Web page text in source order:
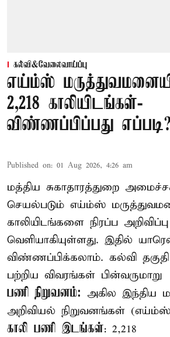
கல்வி&வேலைவாய்ப்பு
எய்ம்ஸ்
2,218 காலியிடங்கள்-
விண்ணப்பிப்பது
Published on: 01 Aug 2026, 4:26 am
மத்திய சுகாதாரத்துறை
செயல்படும் எய்ம்ஸ்
காலியிடங்களை நிரப்ப அறிவிப்பு
வெளியாகியுள்ளது. இதில்
விண்ணப்பிக்கலாம். கல்வி
பற்றிய விவரங்கள் பின்வருமாறு
பணி நிறுவனம்: அகில இந்திய
அறிவியல் நிறுவனங்கள்
காலி பணி இடங்கள்: 2,218